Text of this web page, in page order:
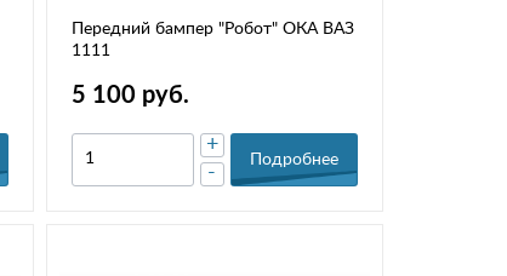
Передний бампер "Робот" ОКА ВАЗ
1111
5 100 руб.
-
+
Подробнее